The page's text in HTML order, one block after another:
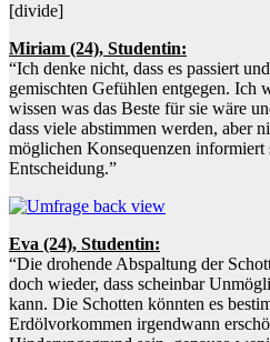
[divide]
Miriam (24), Studentin:
“Ich denke nicht, dass es passiert
gemischten Gefühlen entgegen. Ich
wissen was das Beste für sie wäre
dass viele abstimmen werden, aber
möglichen Konsequenzen
Entscheidung.”
Eva (24), Studentin:
“Die drohende Abspaltung der
doch wieder, dass scheinbar
kann. Die Schotten könnten es
Erdölvorkommen irgendwann